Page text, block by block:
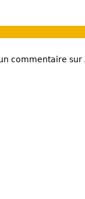
commentaire sur